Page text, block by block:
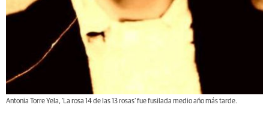
Antonia Torre Yela, ‘La rosa 14 de las 13 rosas’ fue fusilada medio año más tarde.